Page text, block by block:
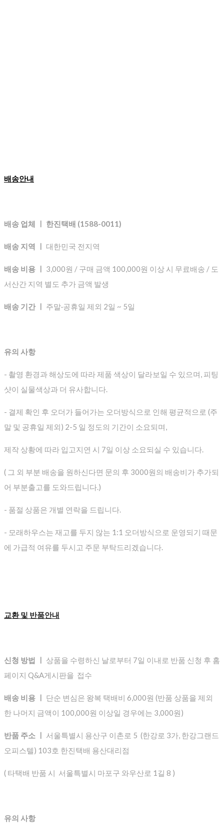
배송안내
배송 업체 ㅣ 한진택배 (1588-0011)
배송 지역 ㅣ 대한민국 전지역
배송 비용 ㅣ 3,000원 / 구매 금액 100,000원 이상 시 무료배송 / 도
서산간 지역 별도 추가 금액 발생
배송 기간 ㅣ 주말·공휴일 제외 2일 ~ 5일
유의 사항
- 촬영 환경과 해상도에 따라 제품 색상이 달라보일 수 있으며, 피팅
샷이 실물색상과 더 유사합니다.
- 결제 확인 후 오더가 들어가는 오더방식으로 인해 평균적으로 (주
말 및 공휴일 제외) 2-5 일 정도의 기간이 소요되며,
제작 상황에 따라 입고지연 시 7일 이상 소요되실 수 있습니다.
( 그 외 부분 배송을 원하신다면 문의 후 3000원의 배송비가 추가되
어 부분출고를 도와드립니다.)
- 품절 상품은 개별 연락을 드립니다.
- 모래하우스는 재고를 두지 않는 1:1 오더방식으로 운영되기 때문
에 가급적 여유를 두시고 주문 부탁드리겠습니다.
교환 및 반품안내
신청 방법 ㅣ 상품을 수령하신 날로부터 7일 이내로 반품 신청 후 홈
페이지 Q&A게시판을 접수
배송 비용 ㅣ
단순 변심은 왕복 택배비 6,000원 (반품 상품을 제외
한 나머지 금액이 100,000원 이상일 경우에는 3,000원)
반품 주소 ㅣ 서울특별시 용산구 이촌로 5 (한강로 3가, 한강그랜드
오피스텔) 103호 한진택배 용산대리점
( 타택배 반품 시 서울특별시 마포구 와우산로 1길 8 )
유의 사항